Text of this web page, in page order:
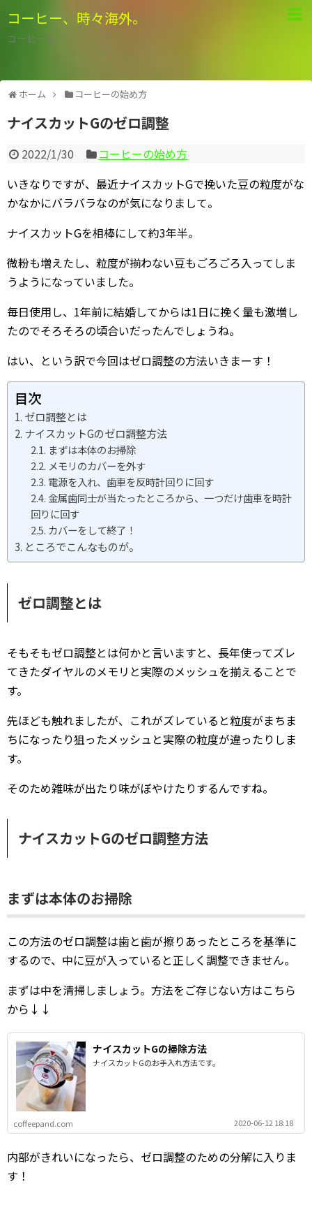
コーヒー、時々海外。
コーヒーと、
ホーム コーヒーの始め方
ナイスカットGのゼロ調整
2022/1/30
コーヒーの始め方
いきなりですが、最近ナイスカットGで挽いた豆の粒度がな
かなかにバラバラなのが気になりまして。
ナイスカットGを相棒にして約3年半。
微粉も増えたし、粒度が揃わない豆もごろごろ入ってしま
うようになっていました。
毎日使用し、1年前に結婚してからは1日に挽く量も激増し
たのでそろそろの頃合いだったんでしょうね。
はい、という訳で今回はゼロ調整の方法いきまーす！
目次
ゼロ調整とは
ナイスカットGのゼロ調整方法
まずは本体のお掃除
メモリのカバーを外す
電源を入れ、歯車を反時計回りに回す
金属歯同士が当たったところから、一つだけ歯車を時計
回りに回す
カバーをして終了！
ところでこんなものが。
ゼロ調整とは
そもそもゼロ調整とは何かと言いますと、長年使ってズレ
てきたダイヤルのメモリと実際のメッシュを揃えることで
す。
先ほども触れましたが、これがズレていると粒度がまちま
ちになったり狙ったメッシュと実際の粒度が違ったりしま
す。
そのため雑味が出たり味がぼやけたりするんですね。
ナイスカットGのゼロ調整方法
まずは本体のお掃除
この方法のゼロ調整は歯と歯が擦りあったところを基準に
するので、中に豆が入っていると正しく調整できません。
まずは中を清掃しましょう。方法をご存じない方はこちら
から↓↓
ナイスカットGの掃除方法
ナイスカットGのお手入れ方法です。
coffeepand.com 2020-06-12 18:18
内部がきれいになったら、ゼロ調整のための分解に入りま
す！